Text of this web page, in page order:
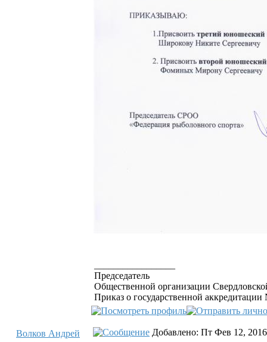
Председатель
Общественной организации
Приказ о государственной
Волков Андрей
Добавлено: Пт Фев 12,